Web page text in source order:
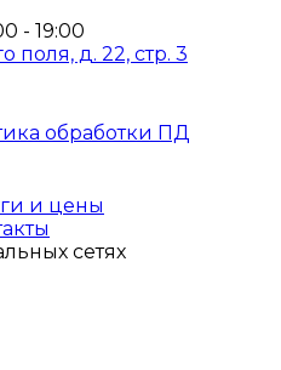
- 19:00
поля, д. 22, стр. 3
обработки ПД
и цены
сетях